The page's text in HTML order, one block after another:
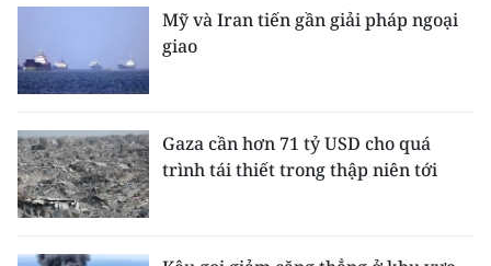
Mỹ và Iran tiến gần giải pháp ngoại
giao
Gaza cần hơn 71 tỷ USD cho quá
trình tái thiết trong thập niên tới